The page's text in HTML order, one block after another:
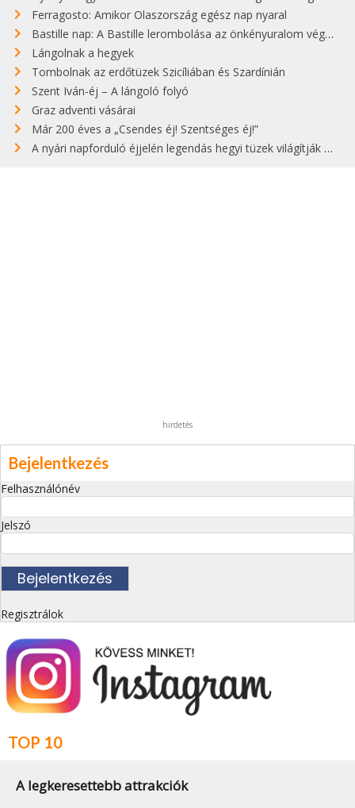
Ferragosto: Amikor Olaszország egész nap nyaral
Bastille nap: A Bastille lerombolása az önkényuralom végét jelentette
Lángolnak a hegyek
Tombolnak az erdőtüzek Szicíliában és Szardínián
Szent Iván-éj – A lángoló folyó
Graz adventi vásárai
Már 200 éves a „Csendes éj! Szentséges éj!”
A nyári napforduló éjjelén legendás hegyi tüzek világítják meg Zugspitzét
hirdetés
Bejelentkezés
Felhasználónév
Jelszó
Regisztrálok
TOP 10
A legkeresettebb attrakciók